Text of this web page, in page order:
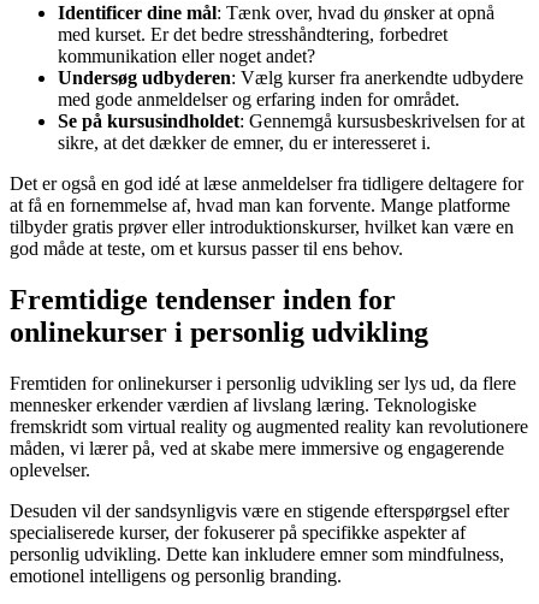
Identificer dine mål: Tænk over, hvad du ønsker at opnå
med kurset. Er det bedre stresshåndtering, forbedret
kommunikation eller noget andet?
Undersøg udbyderen: Vælg kurser fra anerkendte udbydere
med gode anmeldelser og erfaring inden for området.
Se på kursusindholdet: Gennemgå kursusbeskrivelsen for at
sikre, at det dækker de emner, du er interesseret i.
Det er også en god idé at læse anmeldelser fra tidligere deltagere for
at få en fornemmelse af, hvad man kan forvente. Mange platforme
tilbyder gratis prøver eller introduktionskurser, hvilket kan være en
god måde at teste, om et kursus passer til ens behov.
Fremtidige tendenser inden for
onlinekurser i personlig udvikling
Fremtiden for onlinekurser i personlig udvikling ser lys ud, da flere
mennesker erkender værdien af livslang læring. Teknologiske
fremskridt som virtual reality og augmented reality kan revolutionere
måden, vi lærer på, ved at skabe mere immersive og engagerende
oplevelser.
Desuden vil der sandsynligvis være en stigende efterspørgsel efter
specialiserede kurser, der fokuserer på specifikke aspekter af
personlig udvikling. Dette kan inkludere emner som mindfulness,
emotionel intelligens og personlig branding.